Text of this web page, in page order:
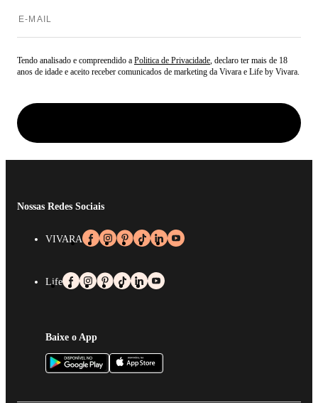
Tendo analisado e compreendido a Politica de Privacidade, declaro ter mais de 18
anos de idade e aceito receber comunicados de marketing da Vivara e Life by Vivara.
Nossas Redes Sociais
VIVARA
Life
Baixe o App